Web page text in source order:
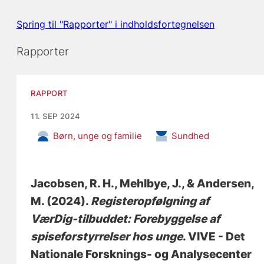
Spring til "Rapporter" i indholdsfortegnelsen
Rapporter
RAPPORT
11. SEP 2024
Børn, unge og familie Sundhed
Jacobsen, R. H., Mehlbye, J., & Andersen,
M. (2024). Registeropfølgning af
VærDig-tilbuddet: Forebyggelse af
spiseforstyrrelser hos unge. VIVE - Det
Nationale Forsknings- og Analysecenter